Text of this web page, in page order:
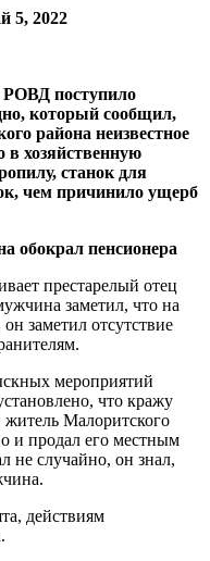
5, 2022
РОВД поступило
который сообщил,
района неизвестное
в хозяйственную
станок для
чем причинило ущерб
престарелый отец
заметил, что на
заметил отсутствие
мероприятий
что кражу
Малоритского
и продал его местным
не случайно, он знал,
действиям